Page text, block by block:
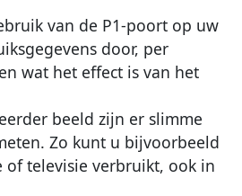
van de P1-poort op uw
door, per
wat het effect is van het
beeld zijn er slimme
Zo kunt u bijvoorbeeld
of televisie verbruikt, ook in